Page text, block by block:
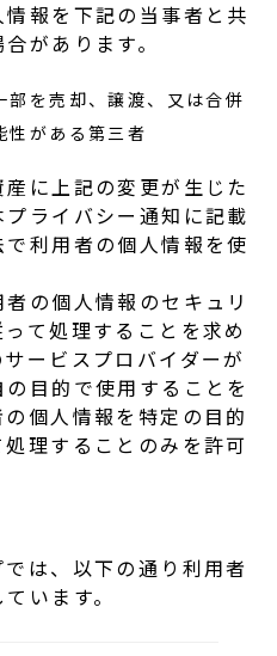
報を下記の当事者と共
があります。
部を売却、譲渡、又は合併
性がある第三者
に上記の変更が生じた
ライバシー通知に記載
利用者の個人情報を使
の個人情報のセキュリ
て処理することを求め
ービスプロバイダーが
目的で使用することを
個人情報を特定の目的
理することのみを許可
は、以下の通り利用者
います。